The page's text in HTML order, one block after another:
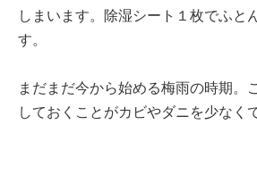
しまいます。除湿シート１枚でふと
す。
まだまだ今から始める梅雨の時期。
しておくことがカビやダニを少なく